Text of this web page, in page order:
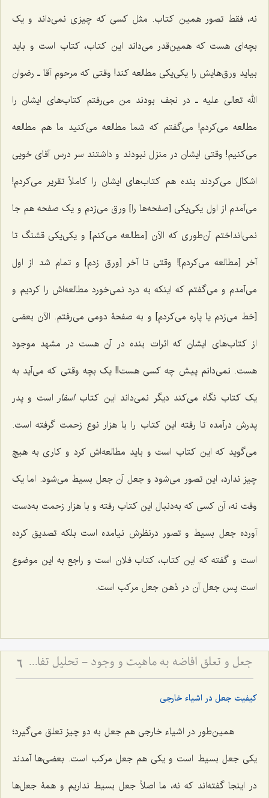
نه، فقط تصور همین کتاب. مثل کسی که چیزی نمی‌داند و یک
بچه‌ای هست که همین‌قدر می‌داند این کتاب، کتاب است و باید
بیاید ورق‌هایش را یکی‌یکی مطالعه کند! وقتی که مرحوم آقا ـ رضوان
الله تعالی علیه ـ در نجف بودند من می‌رفتم کتاب‌های ایشان را
مطالعه می‌کردم! می‌گفتم که شما مطالعه می‌کنید ما هم مطالعه
می‌کنیم! وقتی ایشان در منزل نبودند و داشتند سر درس آقای خویی
اشکال می‌کردند بنده هم کتاب‌های ایشان را کاملاً تقریر می‌کردم!
می‌آمدم از اول یکی‌یکی [صفحه‌ها را] ورق می‌زدم و یک صفحه‌ هم جا
نمی‌انداختم آن‌طوری که الآن [مطالعه می‌کنم] و یکی‌یکی قشنگ تا
آخر [مطالعه می‌کردم]! وقتی تا آخر [ورق زدم] و تمام شد از اول
می‌آمدم و می‌گفتم که اینکه به درد نمی‌خورد مطالعه‌اش را کردیم و
[خط می‌زدم یا پاره می‌کردم] و به صفحۀ دومی می‌رفتم. الآن بعضی
از کتاب‌های ایشان که اثرات بنده در آن هست در مشهد موجود
هست. نمی‌دانم پیش چه کسی هست!! یک بچه وقتی که می‌آید به
یک کتاب نگاه می‌کند دیگر نمی‌داند این کتاباسفاراست و پدر
پدرش درآمده تا رفته این کتاب را با هزار نوع زحمت گرفته است.
می‌گوید که این کتاب است و باید مطالعه‌اش کرد و کاری به هیچ
چیز ندارد، این تصور می‌شود و جعل آن جعل بسیط می‌شود. اما یک
وقت نه، آن کسی که به‌دنبال این کتاب رفته و با هزار زحمت به‌دست
آورده جعل بسیط و تصور درنظرش نیامده است بلکه تصدیق کرده
است و گفته که این کتاب، کتاب فلان است و راجع به این موضوع
است پس جعل آن در ذهن جعل مرکب است.
جعل و تعلق افاضه به ماهیت و وجود - تحلیل تفاوت جعل بسیط و مرکب در تصور و تصدیق 6
کیفیت جعل در اشیاء خارجی
همین‌طور در اشیاء خارجی هم جعل به دو چیز تعلق می‌گیرد؛
یکی جعل بسیط است و یکی هم جعل مرکب است. بعضی‌ها آمدند
در اینجا گفته‌اند که نه، ما اصلاً جعل بسیط نداریم و همۀ جعل‌ها